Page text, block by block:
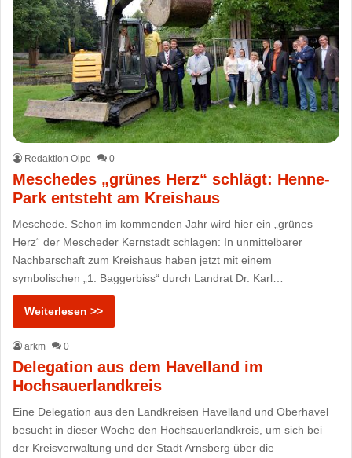
Redaktion Olpe 0
Meschedes „grünes Herz“ schlägt: Henne-
Park entsteht am Kreishaus
Meschede. Schon im kommenden Jahr wird hier ein „grünes
Herz“ der Mescheder Kernstadt schlagen: In unmittelbarer
Nachbarschaft zum Kreishaus haben jetzt mit einem
symbolischen „1. Baggerbiss“ durch Landrat Dr. Karl…
Weiterlesen >>
arkm 0
Delegation aus dem Havelland im
Hochsauerlandkreis
Eine Delegation aus den Landkreisen Havelland und Oberhavel
besucht in dieser Woche den Hochsauerlandkreis, um sich bei
der Kreisverwaltung und der Stadt Arnsberg über die